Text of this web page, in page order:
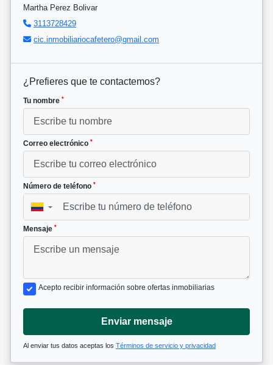
Martha Perez Bolivar
3113728429
cic.inmobiliariocafetero@gmail.com
¿Prefieres que te contactemos?
Tu nombre *
Correo electrónico *
Número de teléfono *
▼
Mensaje *
Acepto recibir información sobre ofertas inmobiliarias
Enviar mensaje
Al enviar tus datos aceptas los Términos de servicio y privacidad